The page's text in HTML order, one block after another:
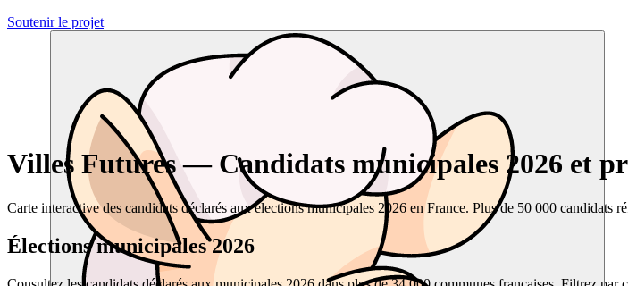
Soutenir le projet
Villes Futures — Candidats municipales 2026 et
Carte interactive des candidats déclarés aux élections municipales 2026 en France. Plus de 50 000 candidats
Élections municipales 2026